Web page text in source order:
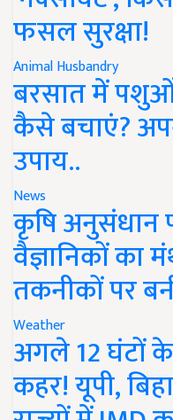
फसल सुरक्षा!
Animal Husbandry
बरसात में पशुओं
कैसे बचाएं?
उपाय..
News
कृषि अनुसंधान
वैज्ञानिकों का
तकनीकों पर
Weather
अगले 12 घंटों
कहर! यूपी,